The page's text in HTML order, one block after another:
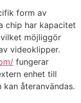
form av
chip har kapacitet
möjliggör
videoklipper.
fungerar
enhet till
återanvändas.